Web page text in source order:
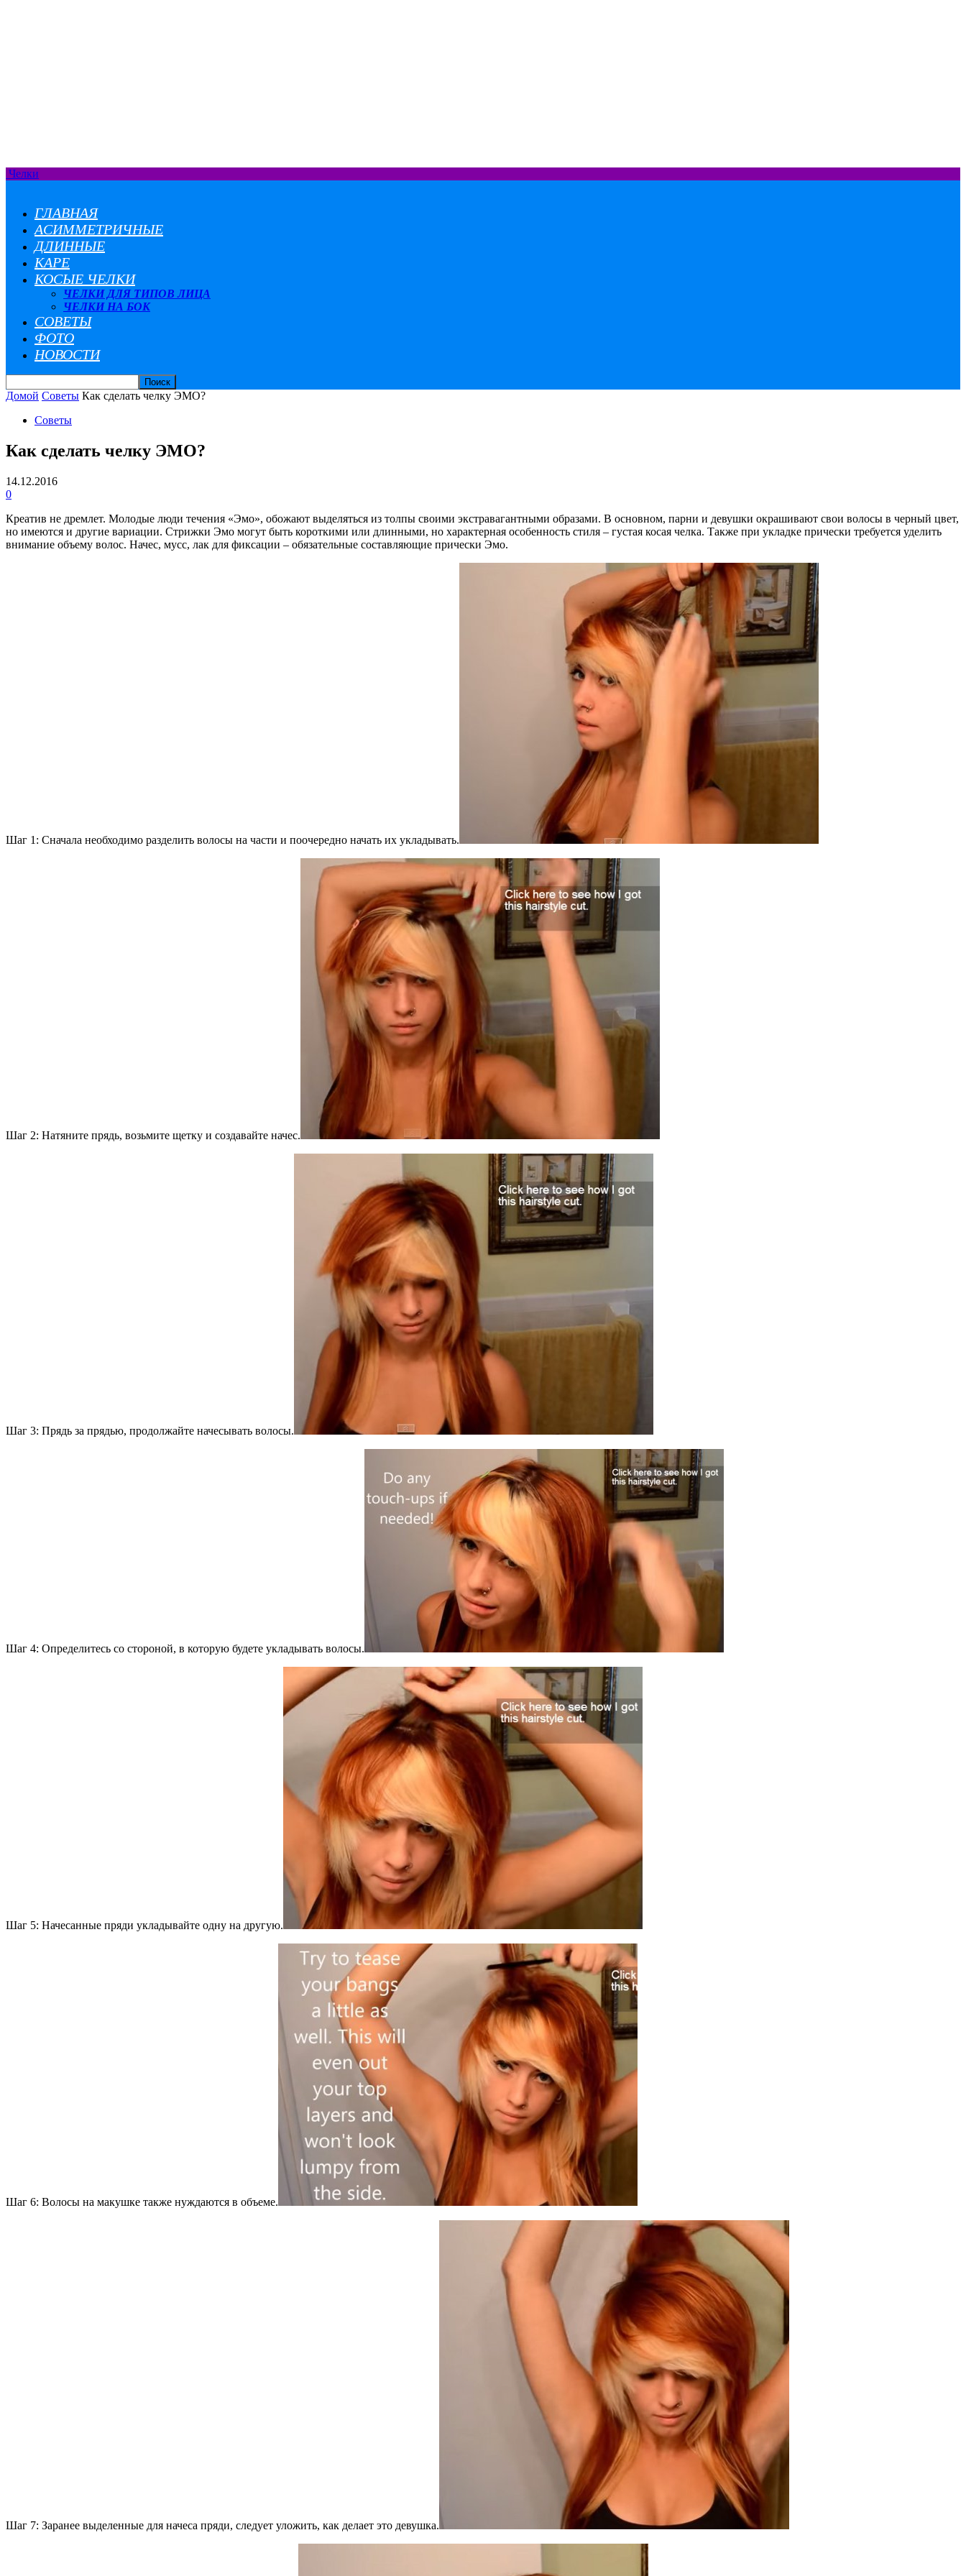
Челки
ГЛАВНАЯ
АСИММЕТРИЧНЫЕ
ДЛИННЫЕ
КАРЕ
КОСЫЕ ЧЕЛКИ
ЧЕЛКИ ДЛЯ ТИПОВ ЛИЦА
ЧЕЛКИ НА БОК
СОВЕТЫ
ФОТО
НОВОСТИ
Домой Советы Как сделать челку ЭМО?
Советы
Как сделать челку ЭМО?
14.12.2016
0
Креатив не дремлет. Молодые люди течения «Эмо», обожают выделяться из толпы своими экстравагантными образами. В основном, парни и девушки окрашивают свои волосы в черный цвет,
но имеются и другие вариации. Стрижки Эмо могут быть короткими или длинными, но характерная особенность стиля – густая косая челка. Также при укладке прически требуется уделить
внимание объему волос. Начес, мусс, лак для фиксации – обязательные составляющие прически Эмо.
Шаг 1: Сначала необходимо разделить волосы на части и поочередно начать их укладывать.
Шаг 2: Натяните прядь, возьмите щетку и создавайте начес.
Шаг 3: Прядь за прядью, продолжайте начесывать волосы.
Шаг 4: Определитесь со стороной, в которую будете укладывать волосы.
Шаг 5: Начесанные пряди укладывайте одну на другую.
Шаг 6: Волосы на макушке также нуждаются в объеме.
Шаг 7: Заранее выделенные для начеса пряди, следует уложить, как делает это девушка.